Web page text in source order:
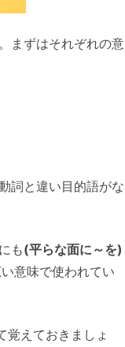
まずはそれぞれの意
詞と違い目的語がな
も(平らな面に～を)
意味で使われてい
覚えておきましょ